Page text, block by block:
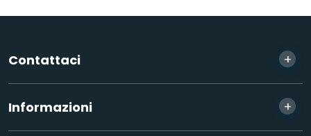
Contattaci +
Informazioni +